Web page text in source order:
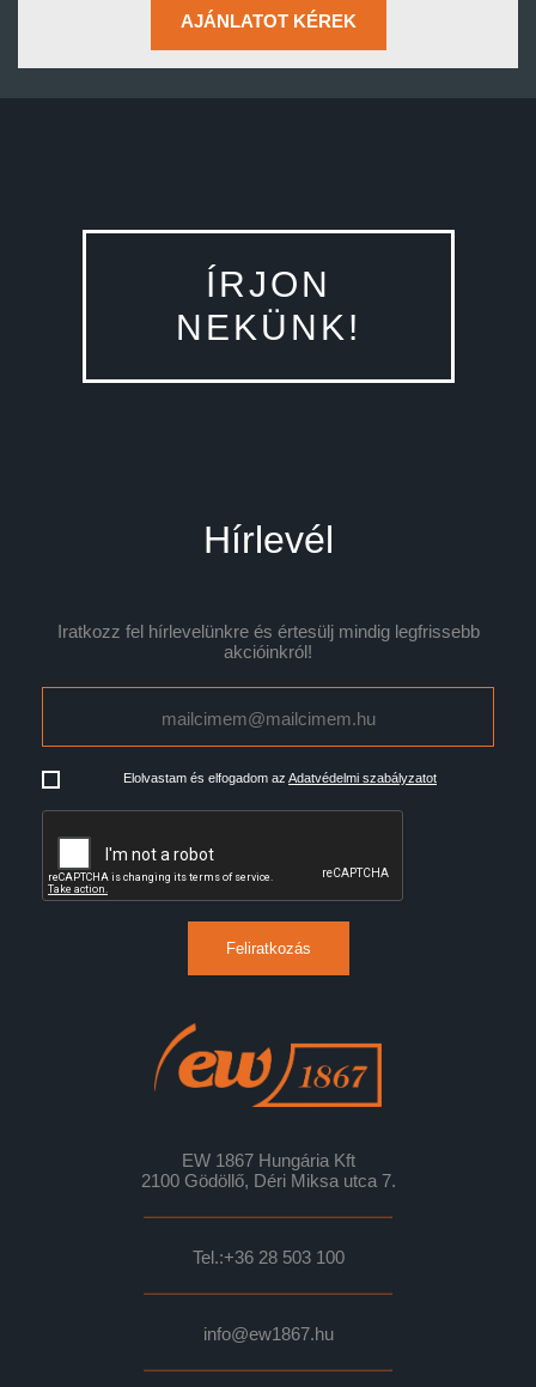
AJÁNLATOT KÉREK
ÍRJON
NEKÜNK!
Hírlevél
Iratkozz fel hírlevelünkre és értesülj mindig legfrissebb
akcióinkról!
Elolvastam és elfogadom az Adatvédelmi szabályzatot
Feliratkozás
EW 1867 Hungária Kft
2100 Gödöllő, Déri Miksa utca 7.
Tel.:+36 28 503 100
info@ew1867.hu